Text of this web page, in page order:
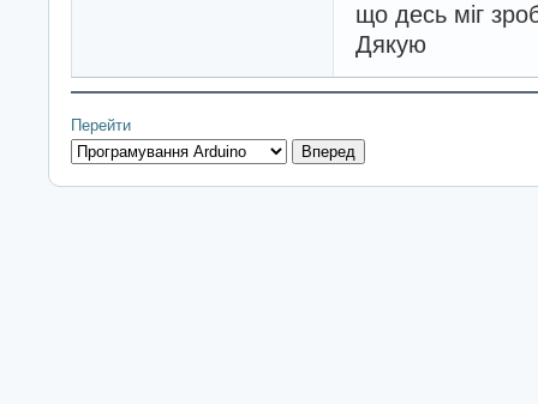
що десь міг
Дякую
Перейти